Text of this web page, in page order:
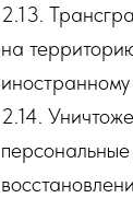
2.13.
на
2.14.